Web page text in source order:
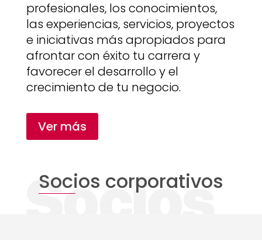
profesionales, los conocimientos,
las experiencias, servicios, proyectos
e iniciativas más apropiados para
afrontar con éxito tu carrera y
favorecer el desarrollo y el
crecimiento de tu negocio.
Ver más
Socios corporativos